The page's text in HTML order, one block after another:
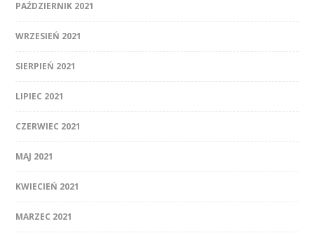
PAŹDZIERNIK 2021
WRZESIEŃ 2021
SIERPIEŃ 2021
LIPIEC 2021
CZERWIEC 2021
MAJ 2021
KWIECIEŃ 2021
MARZEC 2021